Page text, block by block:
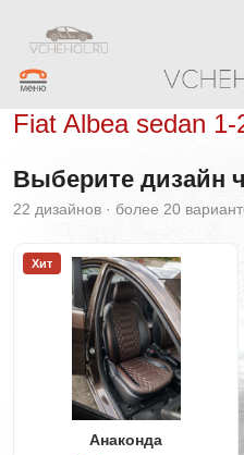
Fiat Albea sedan 1-
Выберите дизайн
22 дизайнов · более 20
Хит
Анаконда